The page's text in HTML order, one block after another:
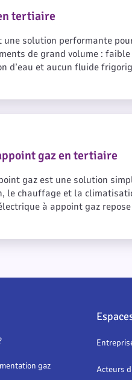
tertiaire
une solution performante
de grand volume :
d’eau et aucun fluide
gaz en tertiaire
gaz est une solution
le chauffage et la
à appoint gaz
gaz Acteurs